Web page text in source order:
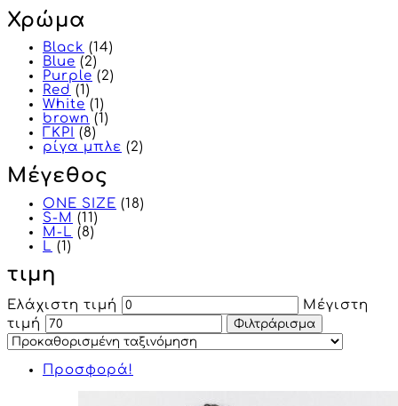
Χρώμα
Black (14)
Blue (2)
Purple (2)
Red (1)
White (1)
brown (1)
ΓΚΡΙ (8)
ρίγα μπλε (2)
Μέγεθος
ONE SIZE (18)
S-M (11)
M-L (8)
L (1)
τιμη
Ελάχιστη τιμή
Μέγιστη
τιμή
Φιλτράρισμα
Προσφορά!